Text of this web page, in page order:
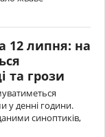
12 липня: на
та грози
у денні години.
синоптиків,